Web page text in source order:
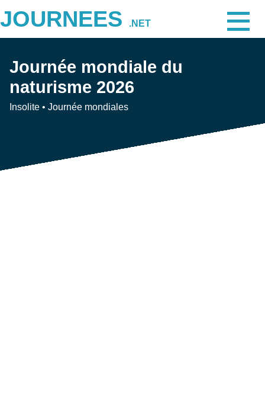
JOURNEES .NET
Journée mondiale du
naturisme 2026
Insolite • Journée mondiales